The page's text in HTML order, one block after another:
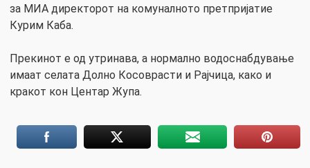
за МИА директорот на комуналното претпријатие
Курим Каба.
Прекинот е од утринава, а нормално водоснабдување
имаат селата Долно Косоврасти и Рајчица, како и
кракот кон Центар Жупа.